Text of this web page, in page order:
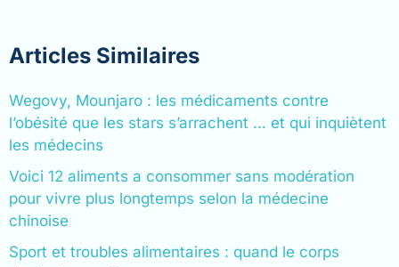
Articles Similaires
Wegovy, Mounjaro : les médicaments contre
l’obésité que les stars s’arrachent … et qui inquiètent
les médecins
Voici 12 aliments a consommer sans modération
pour vivre plus longtemps selon la médecine
chinoise
Sport et troubles alimentaires : quand le corps